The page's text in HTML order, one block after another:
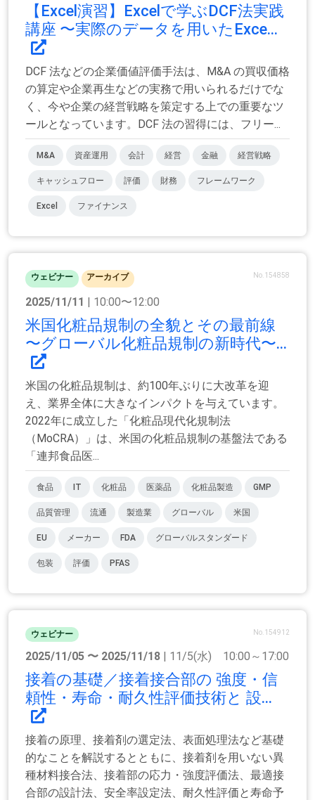
【Excel演習】Excelで学ぶDCF法実践
講座 〜実際のデータを用いたExce...
DCF 法などの企業価値評価手法は、M&A の買収価格
の算定や企業再生などの実務で用いられるだけでな
く、今や企業の経営戦略を策定する上での重要なツ
ールとなっています。DCF 法の習得には、フリー...
M&A 資産運用 会計 経営 金融 経営戦略
キャッシュフロー 評価 財務 フレームワーク
Excel ファイナンス
ウェビナー アーカイブ No.154858
2025/11/11 | 10:00〜12:00
米国化粧品規制の全貌とその最前線
〜グローバル化粧品規制の新時代〜...
米国の化粧品規制は、約100年ぶりに大改革を迎
え、業界全体に大きなインパクトを与えています。
2022年に成立した「化粧品現代化規制法
（MoCRA）」は、米国の化粧品規制の基盤法である
「連邦食品医...
食品 IT 化粧品 医薬品 化粧品製造 GMP
品質管理 流通 製造業 グローバル 米国
EU メーカー FDA グローバルスタンダード
包装 評価 PFAS
ウェビナー No.154912
2025/11/05 〜 2025/11/18 | 11/5(水) 10:00～17:00
接着の基礎／接着接合部の 強度・信
頼性・寿命・耐久性評価技術と 設...
接着の原理、接着剤の選定法、表面処理法など基礎
的なことを解説するとともに、接着剤を用いない異
種材料接合法、接着部の応力・強度評価法、最適接
合部の設計法、安全率設定法、耐久性評価と寿命予